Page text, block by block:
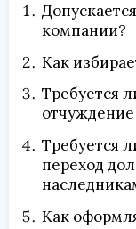
компании?
Как
Требуется
Требуется
переход
Как